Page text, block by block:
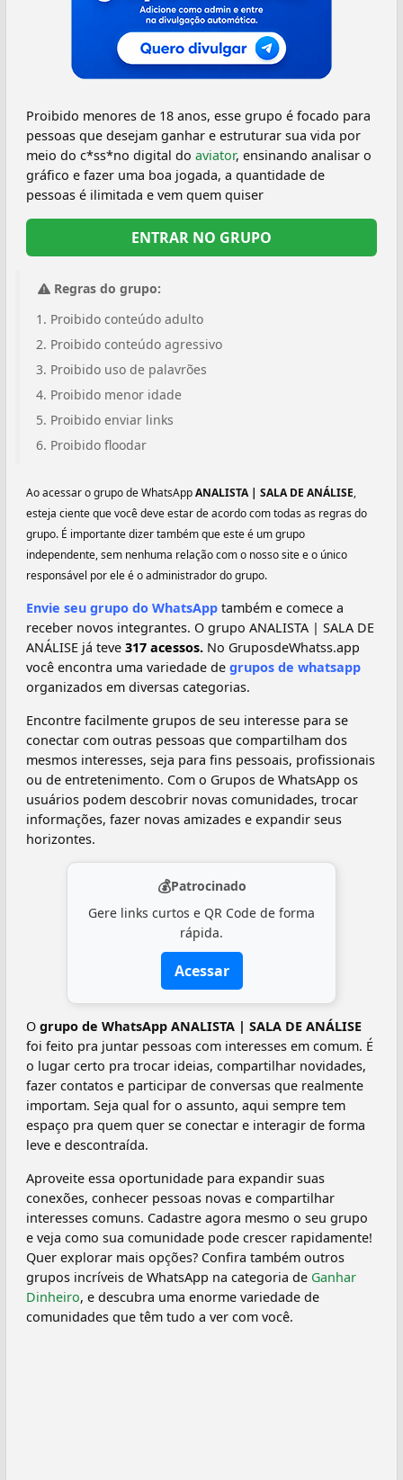
Proibido menores de 18 anos, esse grupo é focado para
pessoas que desejam ganhar e estruturar sua vida por
meio do c*ss*no digital do aviator, ensinando analisar o
gráfico e fazer uma boa jogada, a quantidade de
pessoas é ilimitada e vem quem quiser
ENTRAR NO GRUPO
Regras do grupo:
Proibido conteúdo adulto
Proibido conteúdo agressivo
Proibido uso de palavrões
Proibido menor idade
Proibido enviar links
Proibido floodar
Ao acessar o grupo de WhatsAppANALISTA | SALA DE ANÁLISE,
esteja ciente que você deve estar de acordo com todas as regras do
grupo. É importante dizer também que este é um grupo
independente, sem nenhuma relação com o nosso site e o único
responsável por ele é o administrador do grupo.
Envie seu grupo do WhatsApp também e comece a
receber novos integrantes. O grupo ANALISTA | SALA DE
ANÁLISE já teve 317 acessos. No GruposdeWhatss.app
você encontra uma variedade de grupos de whatsapp
organizados em diversas categorias.
Encontre facilmente grupos de seu interesse para se
conectar com outras pessoas que compartilham dos
mesmos interesses, seja para fins pessoais, profissionais
ou de entretenimento. Com o Grupos de WhatsApp os
usuários podem descobrir novas comunidades, trocar
informações, fazer novas amizades e expandir seus
horizontes.
💰Patrocinado
Gere links curtos e QR Code de forma
rápida.
Acessar
O grupo de WhatsApp ANALISTA | SALA DE ANÁLISE
foi feito pra juntar pessoas com interesses em comum. É
o lugar certo pra trocar ideias, compartilhar novidades,
fazer contatos e participar de conversas que realmente
importam. Seja qual for o assunto, aqui sempre tem
espaço pra quem quer se conectar e interagir de forma
leve e descontraída.
Aproveite essa oportunidade para expandir suas
conexões, conhecer pessoas novas e compartilhar
interesses comuns. Cadastre agora mesmo o seu grupo
e veja como sua comunidade pode crescer rapidamente!
Quer explorar mais opções? Confira também outros
grupos incríveis de WhatsApp na categoria de Ganhar
Dinheiro, e descubra uma enorme variedade de
comunidades que têm tudo a ver com você.